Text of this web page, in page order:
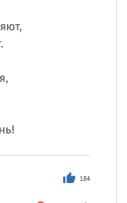
184
Bear Day)
празднуют именины